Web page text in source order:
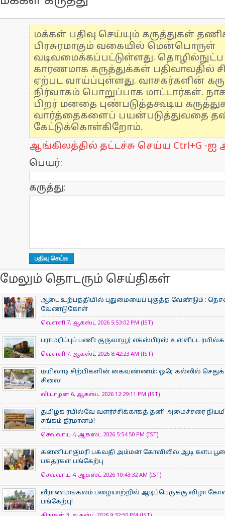
மக்கள் பதிவு செய்யும் கருத்துகள்
பிரசுரமாகும் வகையில் மென்பொருள்
வடிவமைக்கப்பட்டுள்ளது.
காரணமாக கருத்துக்கள் பதிவாவதில்
ஏற்பட வாய்ப்புள்ளது. வாசகர்களின்
நிர்வாகம் பொறுப்பாக மாட்டார்கள்.
பிறர் மனதை புண்படுத்தகூடிய
வார்த்தைகளைப் பயன்படுத்துவதை
கேட்டுக்கொள்கிறோம்.
ஆங்கிலத்தில் தட்டச்சு செய்ய Ctrl+G -ஐ
பெயர்:
கருத்து:
மேலும் தொடரும் செய்திகள்
ஆடை உற்பத்தியில் புதுமையைப் புகுத்த வேண்டும் :
வேண்டுகோள்
வெள்ளி 7, ஆகஸ்ட் 2026 5:53:02 PM (IST)
பராமரிப்புப் பணி: குருவாயூர் எக்ஸ்பிரஸ் உள்ளிட்ட
வெள்ளி 7, ஆகஸ்ட் 2026 8:42:23 AM (IST)
மயிலாடி சிற்பிகளின் கைவண்ணம்: ஒரே கல்லில்
சிலை!
வியாழன் 6, ஆகஸ்ட் 2026 12:29:11 PM (IST)
தமிழக ரயில்வே வளர்ச்சிக்காகத் தனி அமைச்சரை
சங்கம் தீர்மானம்!
செவ்வாய் 4, ஆகஸ்ட் 2026 5:54:50 PM (IST)
கன்னியாகுமரி பகவதி அம்மன் கோவிலில் ஆடி களப
பக்தர்கள் பங்கேற்பு
செவ்வாய் 4, ஆகஸ்ட் 2026 10:43:32 AM (IST)
வீராணமங்கலம் பழையாற்றில் ஆடிப்பெருக்கு விழா
பங்கேற்பு!